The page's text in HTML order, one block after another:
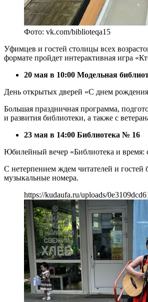
Фото: vk.com/biblioteqa15
Уфимцев и гостей столицы всех
формате пройдет интерактивная игра
20 мая в 10:00 Модельная
День открытых дверей «С днем
Большая праздничная программа,
и развития библиотеки, а также с
23 мая в 14:00 Библиотека № 16
Юбилейный вечер «Библиотека и
С нетерпением ждем читателей и
музыкальные номера.
https://kudaufa.ru/uploads/